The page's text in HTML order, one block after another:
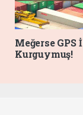
Meğerse
Kurguymuş!